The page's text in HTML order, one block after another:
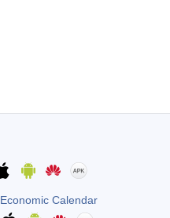
Economic Calendar